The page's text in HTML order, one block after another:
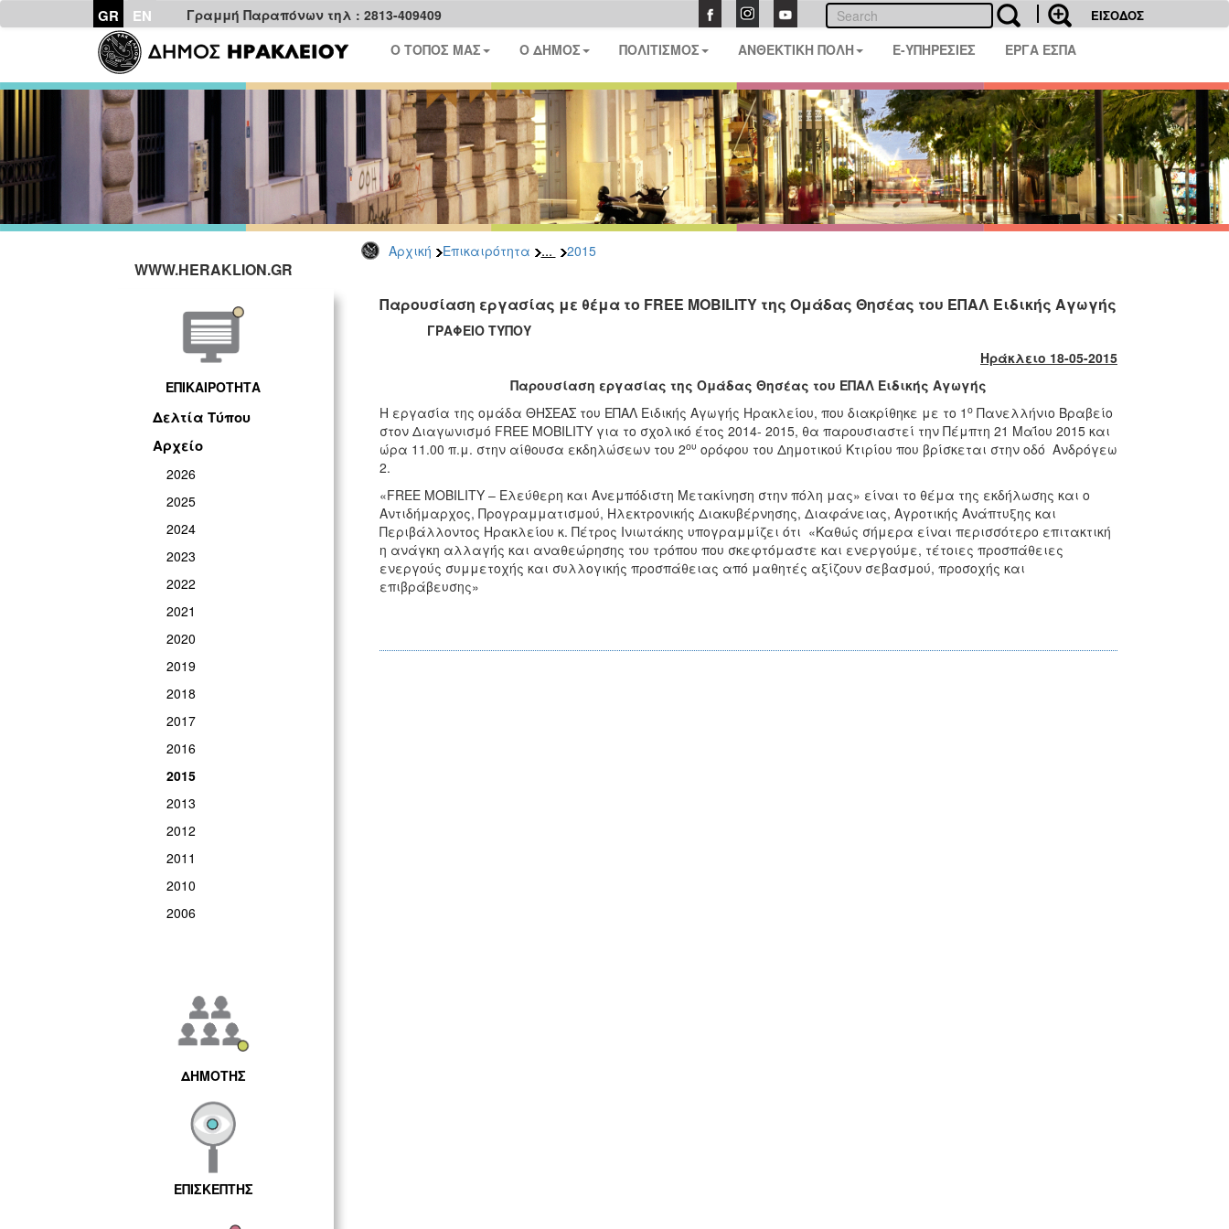
GR EN Γραμμή Παραπόνων τηλ : 2813-409409 ΕΙΣΟΔΟΣ
Ο ΤΟΠΟΣ ΜΑΣ Ο ΔΗΜΟΣ ΠΟΛΙΤΙΣΜΟΣ ΑΝΘΕΚΤΙΚΗ ΠΟΛΗ E-ΥΠΗΡΕΣΙΕΣ ΕΡΓΑ ΕΣΠΑ
Αρχική Επικαιρότητα ... 2015
WWW.HERAKLION.GR
ΕΠΙΚΑΙΡΟΤΗΤΑ
Δελτία Τύπου
Αρχείο
2026
2025
2024
2023
2022
2021
2020
2019
2018
2017
2016
2015
2013
2012
2011
2010
2006
ΔΗΜΟΤΗΣ
ΕΠΙΣΚΕΠΤΗΣ
Παρουσίαση εργασίας με θέμα το FREE MOBILITY της Ομάδας Θησέας του ΕΠΑΛ Ειδικής Αγωγής
ΓΡΑΦΕΙΟ ΤΥΠΟΥ
Ηράκλειο 18-05-2015
Παρουσίαση εργασίας της Ομάδας Θησέας του ΕΠΑΛ Ειδικής Αγωγής
Η εργασία της ομάδα ΘΗΣΕΑΣ του ΕΠΑΛ Ειδικής Αγωγής Ηρακλείου, που διακρίθηκε με το 1 οΠανελλήνιο Βραβείο
στον Διαγωνισμό FREE MOBILITY για το σχολικό έτος 2014- 2015, θα παρουσιαστεί την Πέμπτη 21 Μαΐου 2015 και
ώρα 11.00 π.μ. στην αίθουσα εκδηλώσεων του 2ου ορόφου του Δημοτικού Κτιρίου που βρίσκεται στην οδό Ανδρόγεω
2.
«FREE MOBILITY – Ελεύθερη και Ανεμπόδιστη Μετακίνηση στην πόλη μας» είναι το θέμα της εκδήλωσης και ο
Αντιδήμαρχος, Προγραμματισμού, Ηλεκτρονικής Διακυβέρνησης, Διαφάνειας, Αγροτικής Ανάπτυξης και
Περιβάλλοντος Ηρακλείου κ. Πέτρος Ινιωτάκης υπογραμμίζει ότι «Καθώς σήμερα είναι περισσότερο επιτακτική
η ανάγκη αλλαγής και αναθεώρησης του τρόπου που σκεφτόμαστε και ενεργούμε, τέτοιες προσπάθειες
ενεργούς συμμετοχής και συλλογικής προσπάθειας από μαθητές αξίζουν σεβασμού, προσοχής και
επιβράβευσης»